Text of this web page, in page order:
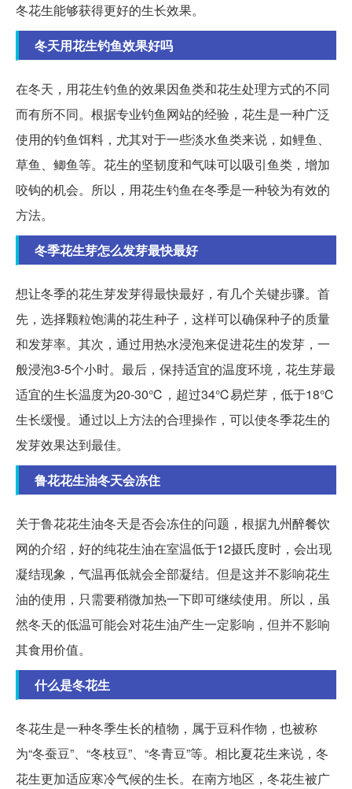
冬花生能够获得更好的生长效果。
冬天用花生钓鱼效果好吗
在冬天，用花生钓鱼的效果因鱼类和花生处理方式的不同
而有所不同。根据专业钓鱼网站的经验，花生是一种广泛
使用的钓鱼饵料，尤其对于一些淡水鱼类来说，如鲤鱼、
草鱼、鲫鱼等。花生的坚韧度和气味可以吸引鱼类，增加
咬钩的机会。所以，用花生钓鱼在冬季是一种较为有效的
方法。
冬季花生芽怎么发芽最快最好
想让冬季的花生芽发芽得最快最好，有几个关键步骤。首
先，选择颗粒饱满的花生种子，这样可以确保种子的质量
和发芽率。其次，通过用热水浸泡来促进花生的发芽，一
般浸泡3-5个小时。最后，保持适宜的温度环境，花生芽最
适宜的生长温度为20-30℃，超过34℃易烂芽，低于18℃
生长缓慢。通过以上方法的合理操作，可以使冬季花生的
发芽效果达到最佳。
鲁花花生油冬天会冻住
关于鲁花花生油冬天是否会冻住的问题，根据九州醉餐饮
网的介绍，好的纯花生油在室温低于12摄氏度时，会出现
凝结现象，气温再低就会全部凝结。但是这并不影响花生
油的使用，只需要稍微加热一下即可继续使用。所以，虽
然冬天的低温可能会对花生油产生一定影响，但并不影响
其食用价值。
什么是冬花生
冬花生是一种冬季生长的植物，属于豆科作物，也被称
为“冬蚕豆”、“冬枝豆”、“冬青豆”等。相比夏花生来说，冬
花生更加适应寒冷气候的生长。在南方地区，冬花生被广